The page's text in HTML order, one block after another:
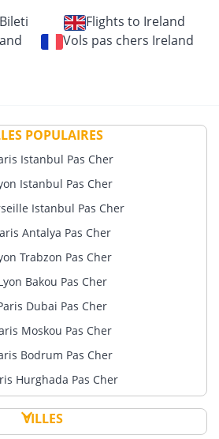
Flights to Ireland
Vols pas chers Ireland
POPULAIRES
Istanbul Pas Cher
Istanbul Pas Cher
Istanbul Pas Cher
Antalya Pas Cher
Trabzon Pas Cher
Bakou Pas Cher
Dubai Pas Cher
Moskou Pas Cher
Bodrum Pas Cher
Hurghada Pas Cher
VILLES